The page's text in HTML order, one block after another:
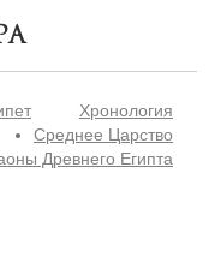
Хронология
Среднее Царство
Древнего Египта